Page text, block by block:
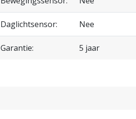
Daglichtsensor: Nee
Garantie: 5 jaar